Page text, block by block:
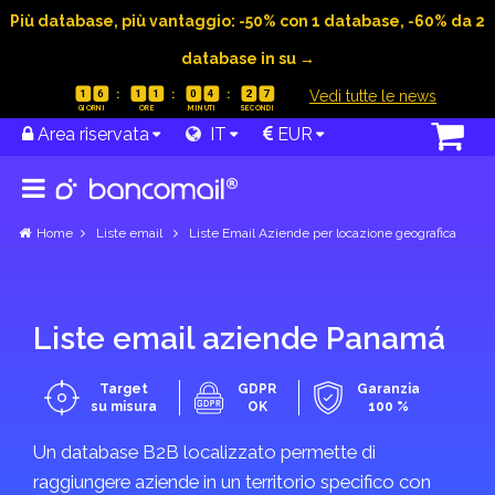
Più database, più vantaggio: -50% con 1 database, -60% da 2
database in su →
1 6 1 1 0 4 2 7 Vedi tutte le news
Area riservata IT EUR
Home Liste email Liste Email Aziende per locazione geografica
Liste email aziende Panamá
Target
su misura
GDPR
OK
Garanzia
100 %
Un database B2B localizzato permette di
raggiungere aziende in un territorio specifico con
Nuova
Mostra
categorie
Nuova
Oman
categorie